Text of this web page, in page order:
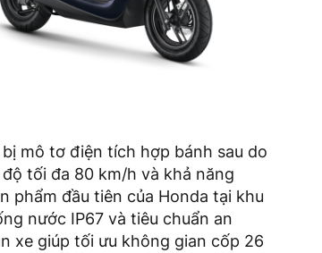
mô tơ điện tích hợp bánh sau do
tối đa 80 km/h và khả năng
phẩm đầu tiên của Honda tại khu
nước IP67 và tiêu chuẩn an
xe giúp tối ưu không gian cốp 26